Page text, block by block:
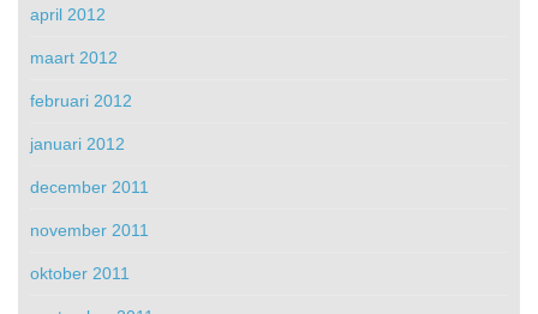
april 2012
maart 2012
februari 2012
januari 2012
december 2011
november 2011
oktober 2011